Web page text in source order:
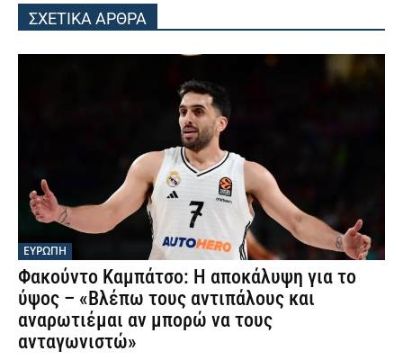
ΣΧΕΤΙΚΑ ΑΡΘΡΑ
ΕΥΡΩΠΗ
Φακούντο Καμπάτσο: Η αποκάλυψη για το
ύψος – «Βλέπω τους αντιπάλους και
αναρωτιέμαι αν μπορώ να τους
ανταγωνιστώ»